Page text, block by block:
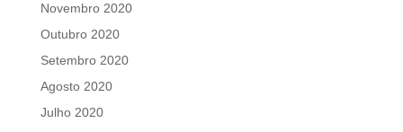
Novembro 2020
Outubro 2020
Setembro 2020
Agosto 2020
Julho 2020